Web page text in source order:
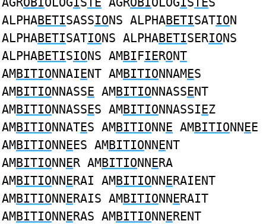
ALPHABETISASSIONS ALPHABETISATION
ALPHABETISATIONS ALPHABETISERIONS
ALPHABETISIONS AMBIFIERONT
AMBITIONNAIENT AMBITIONNAMES
AMBITIONNASSE AMBITIONNASSENT
AMBITIONNASSES AMBITIONNASSIEZ
AMBITIONNATES AMBITIONNE AMBITIONNEE
AMBITIONNEES AMBITIONNENT
AMBITIONNER AMBITIONNERA
AMBITIONNERAI AMBITIONNERAIENT
AMBITIONNERAIS AMBITIONNERAIT
AMBITIONNERAS AMBITIONNERENT